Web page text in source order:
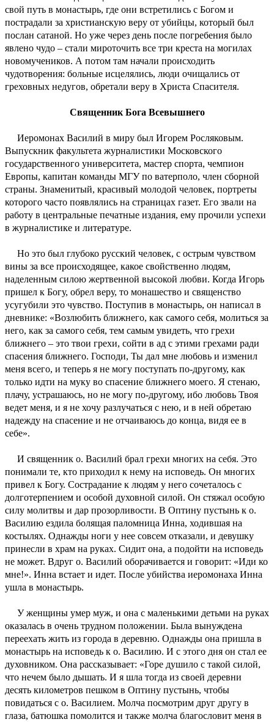
свой путь в монастырь, где они встретились с Богом и
пострадали за христианскую веру от убийцы, который был
послан сатаной. Но уже через день после погребения было
явлено чудо – стали мироточить все три креста на могилах
новомучеников. А потом там начали происходить
чудотворения: больные исцелялись, люди очищались от
греховных недугов, обретали веру в Христа Спасителя.
Священник Бога Всевышнего
Иеромонах Василий в миру был Игорем Росляковым.
Выпускник факультета журналистики Московского
государственного университета, мастер спорта, чемпион
Европы, капитан команды МГУ по ватерполо, член сборной
страны. Знаменитый, красивый молодой человек, портреты
которого часто появлялись на страницах газет. Его звали на
работу в центральные печатные издания, ему прочили успехи
в журналистике и литературе.
Но это был глубоко русский человек, с острым чувством
вины за все происходящее, какое свойственно людям,
наделенным силою жертвенной высокой любви. Когда Игорь
пришел к Богу, обрел веру, то монашество и священство
усугубили это чувство. Поступив в монастырь, он написал в
дневнике: «Возлюбить ближнего, как самого себя, молиться за
него, как за самого себя, тем самым увидеть, что грехи
ближнего – это твои грехи, сойти в ад с этими грехами ради
спасения ближнего. Господи, Ты дал мне любовь и изменил
меня всего, и теперь я не могу поступать по-другому, как
только идти на муку во спасение ближнего моего. Я стенаю,
плачу, устрашаюсь, но не могу по-другому, ибо любовь Твоя
ведет меня, и я не хочу разлучаться с нею, и в ней обретаю
надежду на спасение и не отчаиваюсь до конца, видя ее в
себе».
И священник о. Василий брал грехи многих на себя. Это
понимали те, кто приходил к нему на исповедь. Он многих
привел к Богу. Сострадание к людям у него сочеталось с
долготерпением и особой духовной силой. Он стяжал особую
силу молитвы и дар прозорливости. В Оптину пустынь к о.
Василию ездила болящая паломница Инна, ходившая на
костылях. Однажды ноги у нее совсем отказали, и девушку
принесли в храм на руках. Сидит она, а подойти на исповедь
не может. Вдруг о. Василий оборачивается и говорит: «Иди ко
мне!». Инна встает и идет. После убийства иеромонаха Инна
ушла в монастырь.
У женщины умер муж, и она с маленькими детьми на руках
оказалась в очень трудном положении. Была вынуждена
переехать жить из города в деревню. Однажды она пришла в
монастырь на исповедь к о. Василию. И с этого дня он стал ее
духовником. Она рассказывает: «Горе душило с такой силой,
что нечем было дышать. И я шла тогда из своей деревни
десять километров пешком в Оптину пустынь, чтобы
повидаться с о. Василием. Молча посмотрим друг другу в
глаза, батюшка помолится и также молча благословит меня в